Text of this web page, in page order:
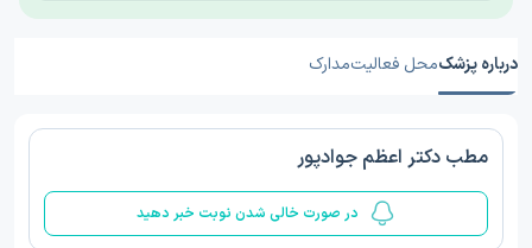
درباره پزشکمحل فعالیتمدارک
مطب دکتر اعظم جوادپور
در صورت خالی شدن نوبت خبر دهید